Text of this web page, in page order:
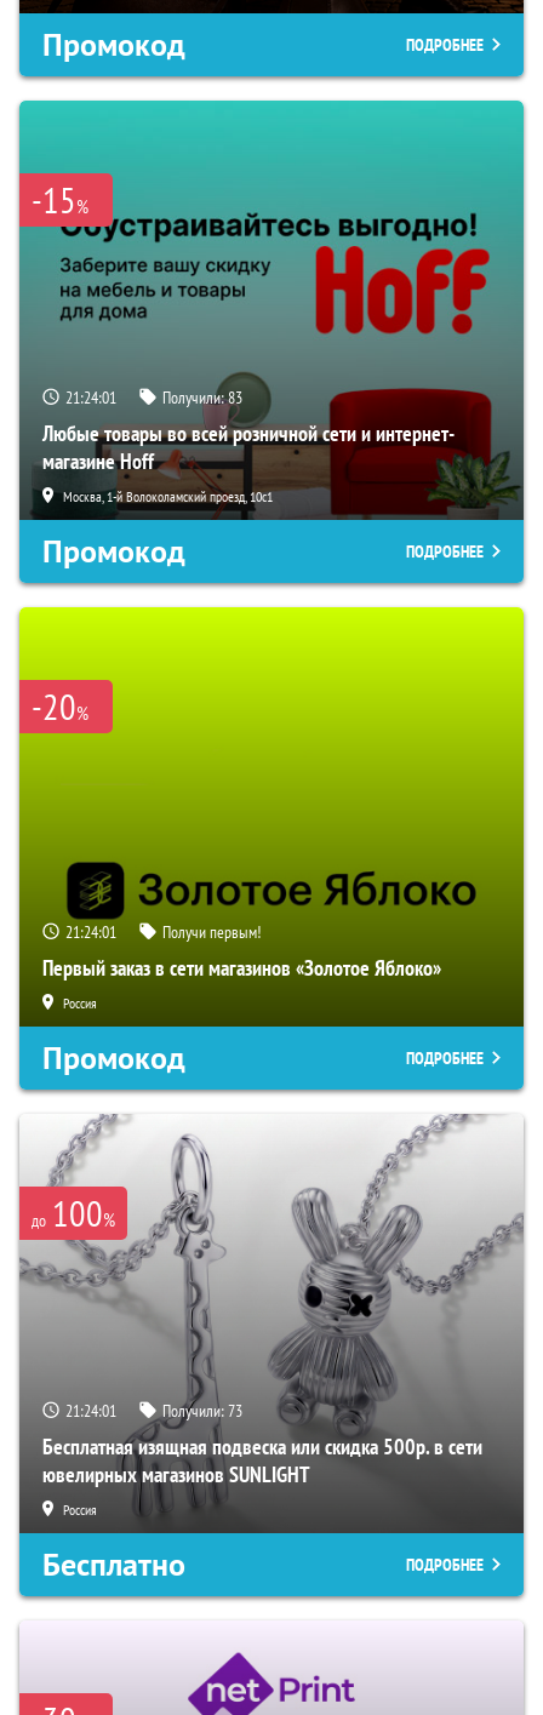
Промокод ПОДРОБНЕЕ
-15%
21:23:59 Получили:83
Любые товары во всей розничной сети и интернет-
магазине Hoff
Москва, 1-й Волоколамский проезд, 10с1
Промокод ПОДРОБНЕЕ
-20%
21:23:59 Получи первым!
Первый заказ в сети магазинов «Золотое Яблоко»
Россия
Промокод ПОДРОБНЕЕ
до 100%
21:23:59 Получили:73
Бесплатная изящная подвеска или скидка 500р. в сети
ювелирных магазинов SUNLIGHT
Россия
Бесплатно ПОДРОБНЕЕ